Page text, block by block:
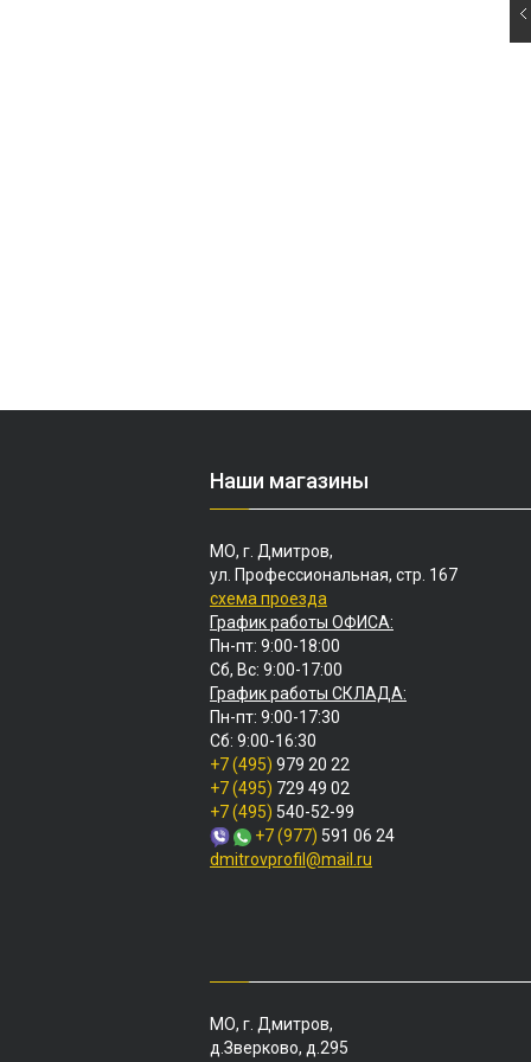
Наши магазины
МО, г. Дмитров,
ул. Профессиональная, стр. 167
схема проезда
График работы ОФИСА:
Пн-пт: 9:00-18:00
Сб, Вс: 9:00-17:00
График работы СКЛАДА:
Пн-пт: 9:00-17:30
Сб: 9:00-16:30
+7 (495) 979 20 22
+7 (495) 729 49 02
+7 (495) 540-52-99
+7 (977) 591 06 24
dmitrovprofil@mail.ru
МО, г. Дмитров,
д.Зверково, д.295